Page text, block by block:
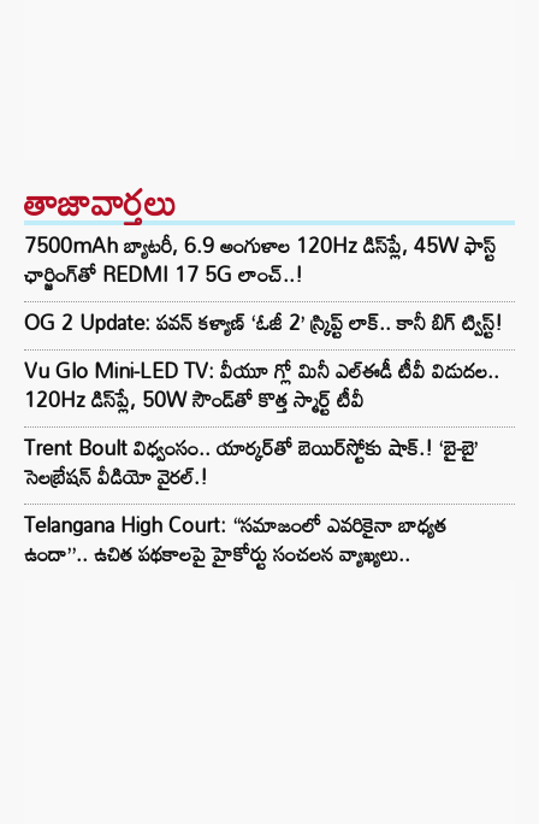
తాజావార్తలు
7500mAh బ్యాటరీ, 6.9 అంగుళాల 120Hz డిస్‌ప్లే, 45W ఫాస్ట్
ఛార్జింగ్‌తో REDMI 17 5G లాంచ్..!
OG 2 Update: పవన్ కళ్యాణ్ ‘ఓజీ 2’ స్క్రిప్ట్ లాక్.. కానీ బిగ్ ట్విస్ట్!
Vu Glo Mini-LED TV: వీయూ గ్లో మినీ ఎల్ఈడీ టీవీ విడుదల..
120Hz డిస్‌ప్లే, 50W సౌండ్‌తో కొత్త స్మార్ట్ టీవీ
Trent Boult విధ్వంసం.. యార్కర్‌తో బెయిర్‌స్టోకు షాక్.! ‘బై-బై’
సెలబ్రేషన్ వీడియో వైరల్.!
Telangana High Court: “సమాజంలో ఎవరికైనా బాధ్యత
ఉందా”.. ఉచిత పథకాలపై హైకోర్టు సంచలన వ్యాఖ్యలు..